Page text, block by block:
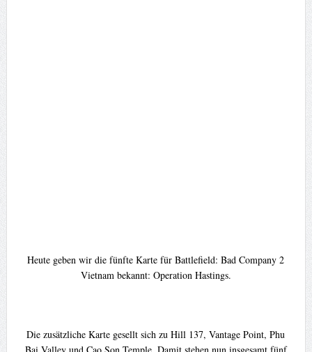
Heute geben wir die fünfte Karte für Battlefield: Bad Company 2
Vietnam bekannt: Operation Hastings.
Die zusätzliche Karte gesellt sich zu Hill 137, Vantage Point, Phu